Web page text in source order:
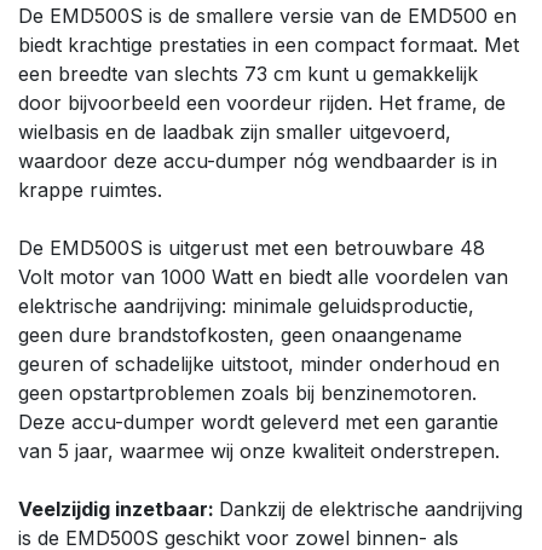
De EMD500S is de smallere versie van de EMD500 en
biedt krachtige prestaties in een compact formaat. Met
een breedte van slechts 73 cm kunt u gemakkelijk
door bijvoorbeeld een voordeur rijden. Het frame, de
wielbasis en de laadbak zijn smaller uitgevoerd,
waardoor deze accu-dumper nóg wendbaarder is in
krappe ruimtes.
De EMD500S is uitgerust met een betrouwbare 48
Volt motor van 1000 Watt en biedt alle voordelen van
elektrische aandrijving: minimale geluidsproductie,
geen dure brandstofkosten, geen onaangename
geuren of schadelijke uitstoot, minder onderhoud en
geen opstartproblemen zoals bij benzinemotoren.
Deze accu-dumper wordt geleverd met een garantie
van 5 jaar, waarmee wij onze kwaliteit onderstrepen.
Veelzijdig inzetbaar: Dankzij de elektrische aandrijving
is de EMD500S geschikt voor zowel binnen- als